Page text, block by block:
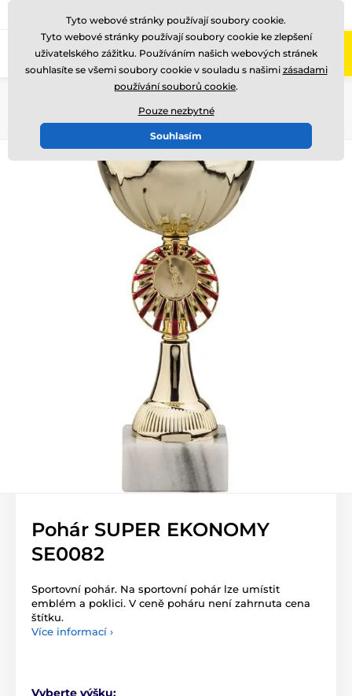
Zavolejte nám (Po-Pá 8-17)
Pohár SUPER EKONOMY
SE0082
Sportovní pohár. Na sportovní pohár lze umístit
emblém a poklici. V ceně poháru není zahrnuta cena
štítku.
Více informací ›
Vyberte výšku:
Tyto webové stránky používají soubory cookie.
Tyto webové stránky používají soubory cookie ke zlepšení
uživatelského zážitku. Používáním našich webových stránek
souhlasíte se všemi soubory cookie v souladu s našimi zásadami
používání souborů cookie.
Pouze nezbytné
Souhlasím